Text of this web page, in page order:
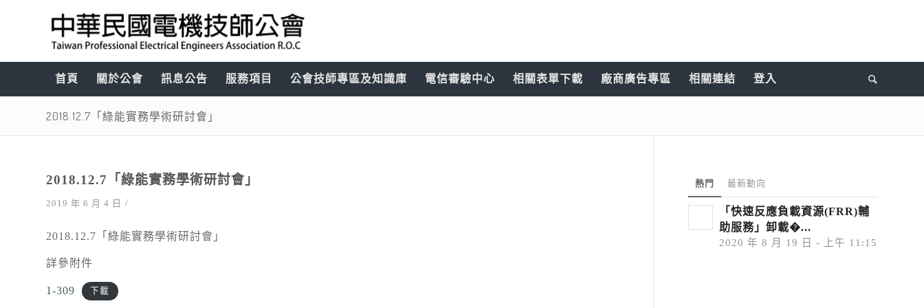
首頁 關於公會 訊息公告 服務項目 公會技師專區及知識庫 電信審驗中心 相關表單下載 廠商廣告專區 相關連結 登入
2018.12.7「綠能實務學術研討會」
2018.12.7「綠能實務學術研討會」
2019 年 6 月 4 日 /
2018.12.7「綠能實務學術研討會」
詳參附件
1-309 下載
熱門 最新動向
「快速反應負載資源(FRR)輔
助服務」卸載�...
2020 年 8 月 19 日 - 上午 11:15